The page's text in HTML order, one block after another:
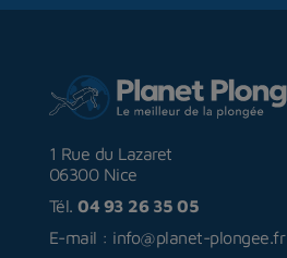
1 Rue du Lazaret
06300 Nice
Tél. 04 93 26 35 05
E-mail : info@planet-plongee.fr